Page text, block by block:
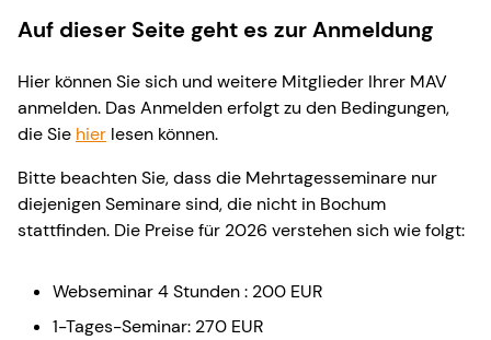
Auf dieser Seite geht es zur Anmeldung
Hier können Sie sich und weitere Mitglieder Ihrer MAV
anmelden. Das Anmelden erfolgt zu den Bedingungen,
die Sie hier lesen können.
Bitte beachten Sie, dass die Mehrtagesseminare nur
diejenigen Seminare sind, die nicht in Bochum
stattfinden. Die Preise für 2026 verstehen sich wie folgt:
Webseminar 4 Stunden : 200 EUR
1-Tages-Seminar: 270 EUR